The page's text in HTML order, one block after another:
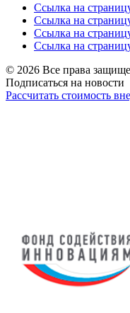
Ссылка на
Ссылка на
Ссылка на
Ссылка на
© 2026 Все права
Подписаться на новости
Рассчитать стоимость